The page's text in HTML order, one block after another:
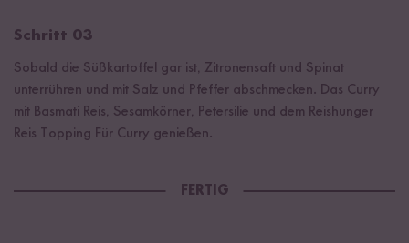
Schritt 03
Sobald die Süßkartoffel gar ist, Zitronensaft und Spinat
unterrühren und mit Salz und Pfeffer abschmecken. Das Curry
mit Basmati Reis, Sesamkörner, Petersilie und dem Reishunger
Reis Topping Für Curry genießen.
FERTIG